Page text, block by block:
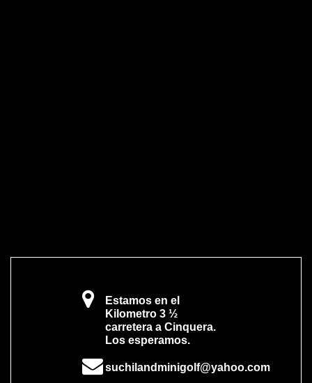
Estamos en el
Kilometro 3 ½
carretera a Cinquera.
Los esperamos.
suchilandminigolf@yahoo.com